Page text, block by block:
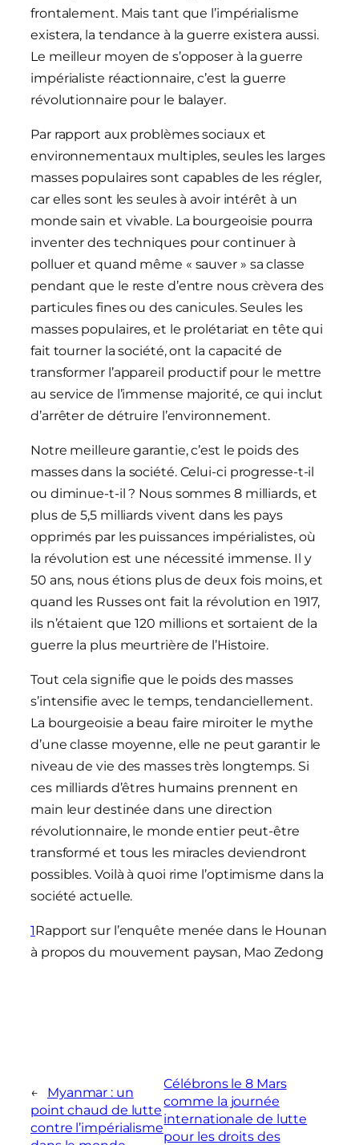
frontalement. Mais tant que l’impérialisme
existera, la tendance à la guerre existera aussi.
Le meilleur moyen de s’opposer à la guerre
impérialiste réactionnaire, c’est la guerre
révolutionnaire pour le balayer.
Par rapport aux problèmes sociaux et
environnementaux multiples, seules les larges
masses populaires sont capables de les régler,
car elles sont les seules à avoir intérêt à un
monde sain et vivable. La bourgeoisie pourra
inventer des techniques pour continuer à
polluer et quand même « sauver » sa classe
pendant que le reste d’entre nous crèvera des
particules fines ou des canicules. Seules les
masses populaires, et le prolétariat en tête qui
fait tourner la société, ont la capacité de
transformer l’appareil productif pour le mettre
au service de l’immense majorité, ce qui inclut
d’arrêter de détruire l’environnement.
Notre meilleure garantie, c’est le poids des
masses dans la société. Celui-ci progresse-t-il
ou diminue-t-il ? Nous sommes 8 milliards, et
plus de 5,5 milliards vivent dans les pays
opprimés par les puissances impérialistes, où
la révolution est une nécessité immense. Il y
50 ans, nous étions plus de deux fois moins, et
quand les Russes ont fait la révolution en 1917,
ils n’étaient que 120 millions et sortaient de la
guerre la plus meurtrière de l’Histoire.
Tout cela signifie que le poids des masses
s’intensifie avec le temps, tendanciellement.
La bourgeoisie a beau faire miroiter le mythe
d’une classe moyenne, elle ne peut garantir le
niveau de vie des masses très longtemps. Si
ces milliards d’êtres humains prennent en
main leur destinée dans une direction
révolutionnaire, le monde entier peut-être
transformé et tous les miracles deviendront
possibles. Voilà à quoi rime l’optimisme dans la
société actuelle.
1Rapport sur l’enquête menée dans le Hounan
à propos du mouvement paysan, Mao Zedong
←
Myanmar : un
point chaud de lutte
contre l’impérialisme
Célébrons le 8 Mars
comme la journée
internationale de lutte
pour les droits des